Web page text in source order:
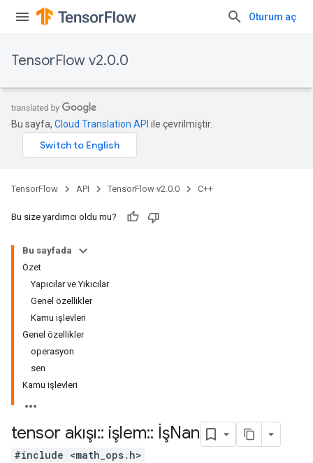
Oturum aç
TensorFlow v2.0.0
Bu sayfa, Cloud Translation API ile çevrilmiştir.
TensorFlow API TensorFlow v2.0.0 C++
Bu size yardımcı oldu mu?
Bu sayfada
Özet
Yapıcılar ve Yıkıcılar
Genel özellikler
Kamu işlevleri
Genel özellikler
operasyon
sen
Kamu işlevleri
tensor akışı:: işlem:: İşNan
#include <math_ops.h>